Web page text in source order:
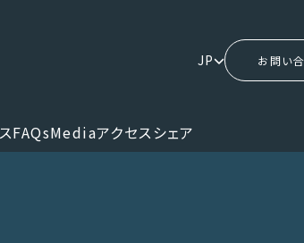
JP お問い
FAQsMediaアクセス シェア